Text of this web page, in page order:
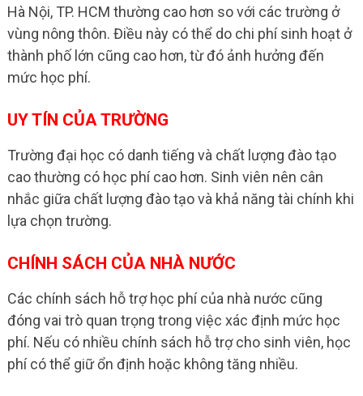
Hà Nội, TP. HCM thường cao hơn so với các trường ở
vùng nông thôn. Điều này có thể do chi phí sinh hoạt ở
thành phố lớn cũng cao hơn, từ đó ảnh hưởng đến
mức học phí.
UY TÍN CỦA TRƯỜNG
Trường đại học có danh tiếng và chất lượng đào tạo
cao thường có học phí cao hơn. Sinh viên nên cân
nhắc giữa chất lượng đào tạo và khả năng tài chính khi
lựa chọn trường.
CHÍNH SÁCH CỦA NHÀ NƯỚC
Các chính sách hỗ trợ học phí của nhà nước cũng
đóng vai trò quan trọng trong việc xác định mức học
phí. Nếu có nhiều chính sách hỗ trợ cho sinh viên, học
phí có thể giữ ổn định hoặc không tăng nhiều.